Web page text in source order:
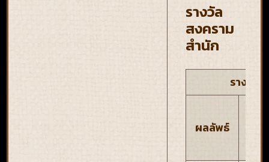
รางวัล
สงคราม
สำนัก
รางวัล
ผลลัพธ์